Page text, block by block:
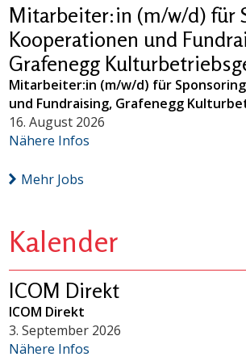
Mitarbeiter:in (m/w/d) für
Kooperationen und
Grafenegg
Mitarbeiter:in (m/w/d) für
und Fundraising, Grafenegg
16. August 2026
Nähere Infos
Mehr Jobs
Kalender
ICOM Direkt
ICOM Direkt
3. September 2026
Nähere Infos